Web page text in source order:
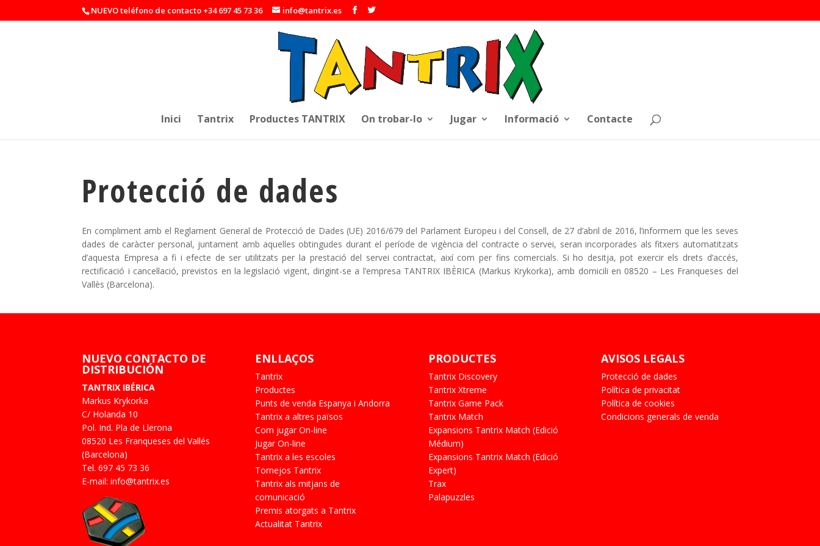
NUEVO teléfono de contacto +34 697 45 73 36 info@tantrix.es
Inici Tantrix Productes TANTRIX On trobar-lo Jugar Informació Contacte
Protecció de dades
En compliment amb el Reglament General de Protecció de Dades (UE) 2016/679 del Parlament Europeu i del Consell, de 27 d’abril de 2016, l’informem que les seves
dades de caràcter personal, juntament amb aquelles obtingudes durant el període de vigència del contracte o servei, seran incorporades als fitxers automatitzats
d’aquesta Empresa a fi i efecte de ser utilitzats per la prestació del servei contractat, així com per fins comercials. Si ho desitja, pot exercir els drets d’accés,
rectificació i cancel·lació, previstos en la legislació vigent, dirigint-se a l’empresa TANTRIX IBÈRICA (Markus Krykorka), amb domicili en 08520 – Les Franqueses del
Vallès (Barcelona).
NUEVO CONTACTO DE
DISTRIBUCIÓN
TANTRIX IBÉRICA
Markus Krykorka
C/ Holanda 10
Pol. Ind. Pla de Llerona
08520 Les Franqueses del Vallés
(Barcelona)
Tel. 697 45 73 36
E-mail: info@tantrix.es
ENLLAÇOS
Tantrix
Productes
Punts de venda Espanya i Andorra
Tantrix a altres països
Com jugar On-line
Jugar On-line
Tantrix a les escoles
Tornejos Tantrix
Tantrix als mitjans de
comunicació
Premis atorgats a Tantrix
Actualitat Tantrix
PRODUCTES
Tantrix Discovery
Tantrix Xtreme
Tantrix Game Pack
Tantrix Match
Expansions Tantrix Match (Edició
Médium)
Expansions Tantrix Match (Edició
Expert)
Trax
Palapuzzles
AVISOS LEGALS
Protecció de dades
Política de privacitat
Política de cookies
Condicions generals de venda